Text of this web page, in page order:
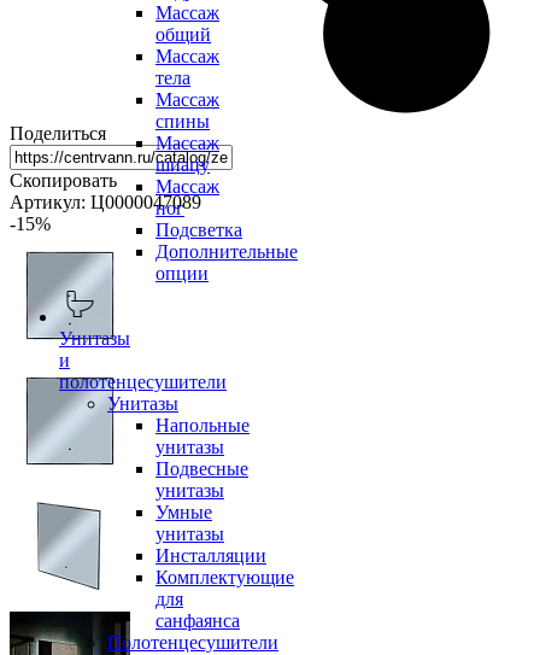
Массаж
общий
Массаж
тела
Массаж
спины
Массаж
шиацу
Массаж
ног
Подсветка
Дополнительные
опции
Унитазы
и
полотенцесушители
Унитазы
Напольные
унитазы
Подвесные
унитазы
Умные
унитазы
Инсталляции
Комплектующие
для
санфаянса
Полотенцесушители
Поделиться
Скопировать
Артикул: Ц0000047089
-15%